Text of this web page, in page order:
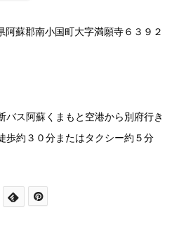
蘇郡南小国町大字満願寺６３９２
ス阿蘇くまもと空港から別府行き
約３０分またはタクシー約５分